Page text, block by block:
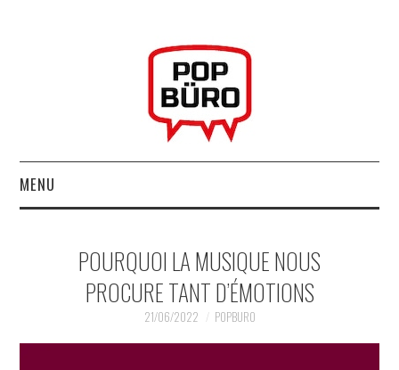
MENU
MUSIQUESACTUELLES.NET
GABBA GABBA HEY !
POURQUOI LA MUSIQUE NOUS
PROCURE TANT D’ÉMOTIONS
21/06/2022 POPBURO